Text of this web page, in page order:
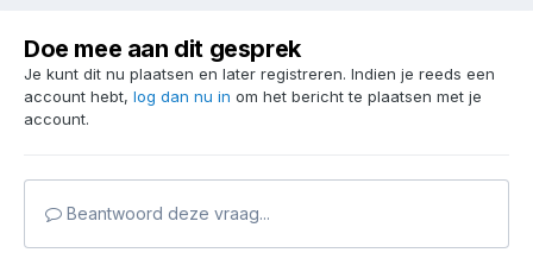
Doe mee aan dit gesprek
Je kunt dit nu plaatsen en later registreren. Indien je reeds een
account hebt, log dan nu in om het bericht te plaatsen met je
account.
Beantwoord deze vraag...